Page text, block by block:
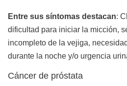
Entre sus síntomas destacan:
dificultad para iniciar la micción,
incompleto de la vejiga,
durante la noche y/o urgencia
Cáncer de próstata